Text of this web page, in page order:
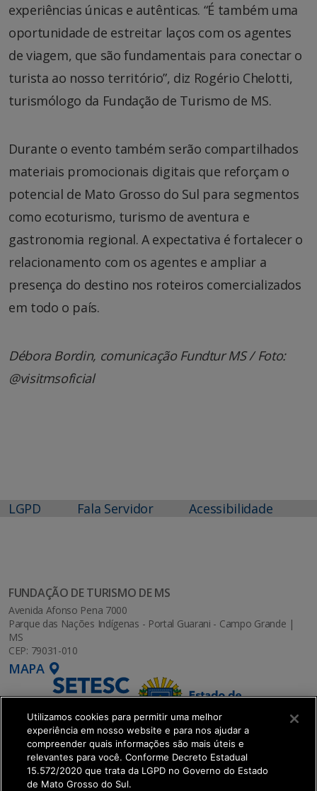
experiências únicas e autênticas. “É também uma
oportunidade de estreitar laços com os agentes
de viagem, que são fundamentais para conectar o
turista ao nosso território”, diz Rogério Chelotti,
turismólogo da Fundação de Turismo de MS.
Durante o evento também serão compartilhados
materiais promocionais digitais que reforçam o
potencial de Mato Grosso do Sul para segmentos
como ecoturismo, turismo de aventura e
gastronomia regional. A expectativa é fortalecer o
relacionamento com os agentes e ampliar a
presença do destino nos roteiros comercializados
em todo o país.
Débora Bordin, comunicação Fundtur MS / Foto:
@visitmsoficial
LGPD Fala Servidor Acessibilidade
FUNDAÇÃO DE TURISMO DE MS
Avenida Afonso Pena 7000
Parque das Nações Indígenas - Portal Guarani - Campo Grande |
MS
CEP: 79031-010
MAPA
Utilizamos cookies para permitir uma melhor
experiência em nosso website e para nos ajudar a
compreender quais informações são mais úteis e
relevantes para você. Conforme Decreto Estadual
15.572/2020 que trata da LGPD no Governo do Estado
de Mato Grosso do Sul.